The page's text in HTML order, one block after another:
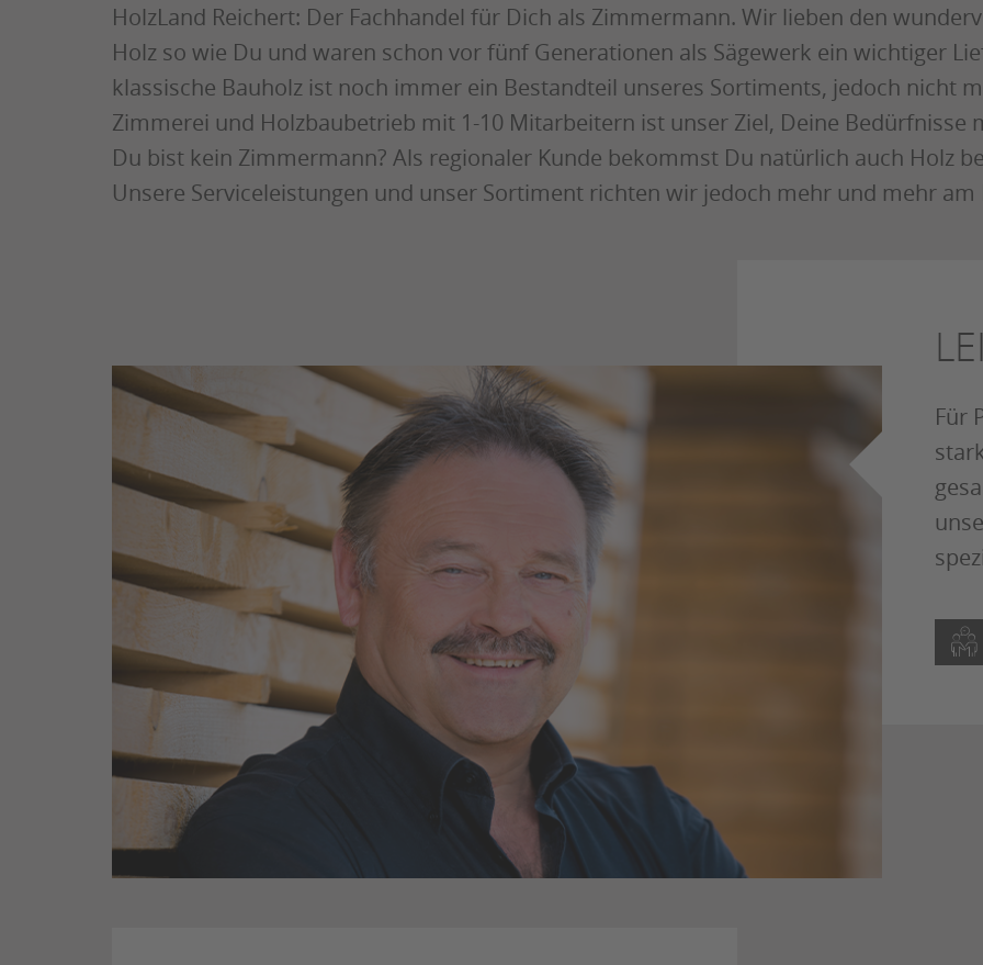
HolzLand Reichert: Der Fachhandel für Dich als Zimmermann. Wir lieben den
Holz so wie Du und waren schon vor fünf Generationen als Sägewerk ein wichtiger
klassische Bauholz ist noch immer ein Bestandteil unseres Sortiments, jedoch nicht
Zimmerei und Holzbaubetrieb mit 1-10 Mitarbeitern ist unser Ziel, Deine Bedürfnisse
Du bist kein Zimmermann? Als regionaler Kunde bekommst Du natürlich auch Holz
Unsere Serviceleistungen und unser Sortiment richten wir jedoch mehr und mehr
Für